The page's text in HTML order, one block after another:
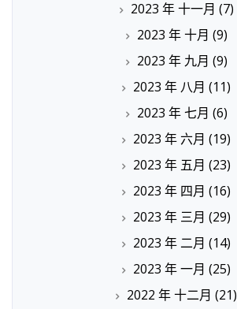
2023 年 十一月 (7)
2023 年 十月 (9)
2023 年 九月 (9)
2023 年 八月 (11)
2023 年 七月 (6)
2023 年 六月 (19)
2023 年 五月 (23)
2023 年 四月 (16)
2023 年 三月 (29)
2023 年 二月 (14)
2023 年 一月 (25)
2022 年 十二月 (21)